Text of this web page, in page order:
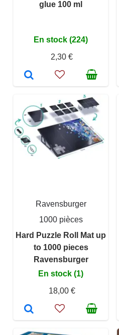
glue 100 ml
En stock (224)
2,30 €
Ravensburger
1000 pièces
Hard Puzzle Roll Mat up
to 1000 pieces
Ravensburger
En stock (1)
18,00 €